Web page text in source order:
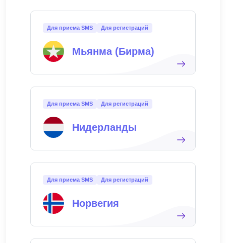
Для приема SMS Для регистраций
Мьянма (Бирма)
Для приема SMS Для регистраций
Нидерланды
Для приема SMS Для регистраций
Норвегия